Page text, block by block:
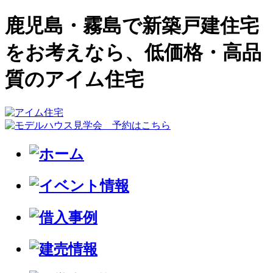
鹿児島・霧島で新築戸建住宅
をお考えなら、低価格・高品
質のアイム住宅